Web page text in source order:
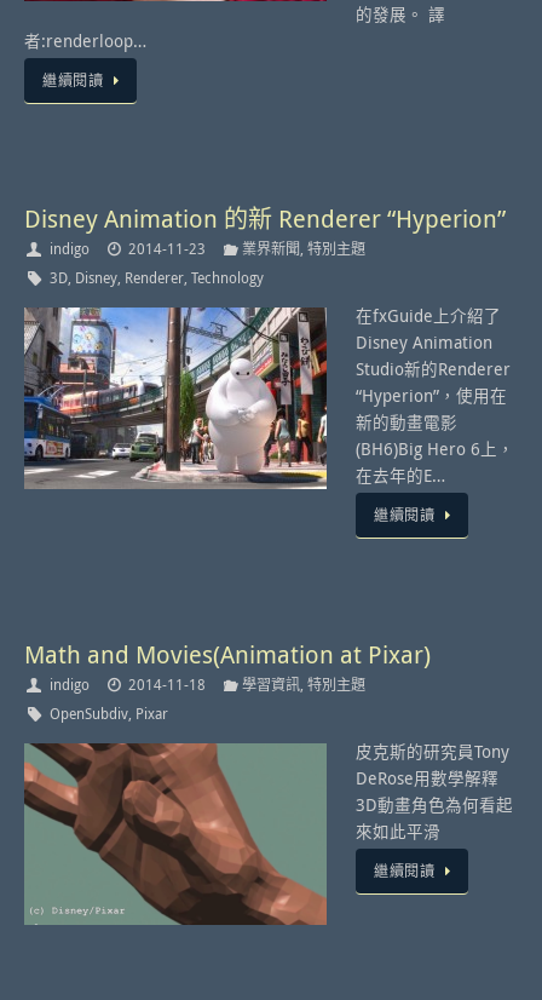
的發展。 譯
者:renderloop…
繼續閱讀
Disney Animation 的新 Renderer “Hyperion”
indigo 2014-11-23 業界新聞, 特別主題
3D, Disney, Renderer, Technology
在fxGuide上介紹了
Disney Animation
Studio新的Renderer
“Hyperion”，使用在
新的動畫電影
(BH6)Big Hero 6上，
在去年的E…
繼續閱讀
Math and Movies(Animation at Pixar)
indigo 2014-11-18 學習資訊, 特別主題
OpenSubdiv, Pixar
皮克斯的研究員Tony
DeRose用數學解釋
3D動畫角色為何看起
來如此平滑
繼續閱讀